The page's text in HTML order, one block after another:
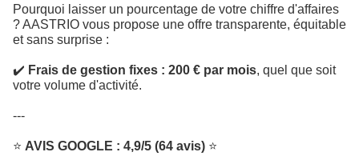
Pourquoi laisser un pourcentage de votre chiffre d'affaires
? AASTRIO vous propose une offre transparente, équitable
et sans surprise :
✔️ Frais de gestion fixes : 200 € par mois, quel que soit
votre volume d'activité.
---
⭐ AVIS GOOGLE : 4,9/5 (64 avis) ⭐